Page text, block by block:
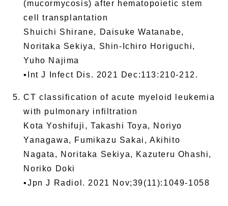
(mucormycosis) after hematopoietic stem
cell transplantation
Shuichi Shirane, Daisuke Watanabe,
Noritaka Sekiya, Shin-Ichiro Horiguchi,
Yuho Najima
▪Int J Infect Dis. 2021 Dec:113:210-212.
CT classification of acute myeloid leukemia
with pulmonary infiltration
Kota Yoshifuji, Takashi Toya, Noriyo
Yanagawa, Fumikazu Sakai, Akihito
Nagata, Noritaka Sekiya, Kazuteru Ohashi,
Noriko Doki
▪Jpn J Radiol. 2021 Nov;39(11):1049-1058